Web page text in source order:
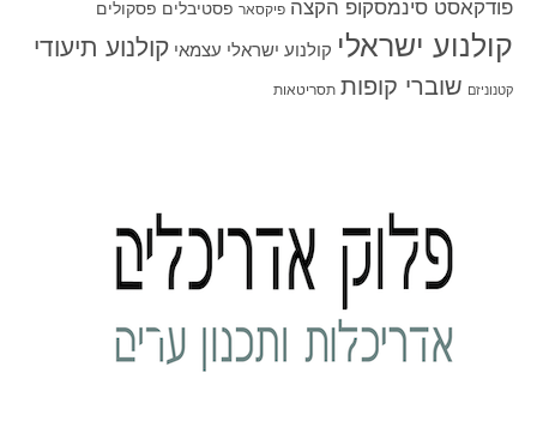
פודקאסט סינמסקופ הקצה פיקסאר פסטיבלים פסקולים
קולנוע ישראלי קולנוע ישראלי עצמאי קולנוע תיעודי
קטנוניזם שוברי קופות תסריטאות